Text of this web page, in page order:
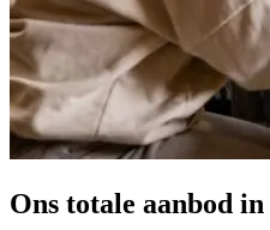
Ons totale aanbod in